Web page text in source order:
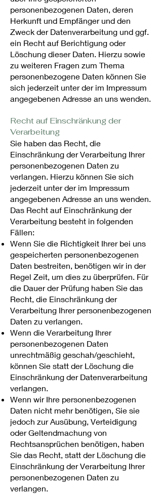
personenbezogenen Daten, deren
Herkunft und Empfänger und den
Zweck der Datenverarbeitung und ggf.
ein Recht auf Berichtigung oder
Löschung dieser Daten. Hierzu sowie
zu weiteren Fragen zum Thema
personenbezogene Daten können Sie
sich jederzeit unter der im Impressum
angegebenen Adresse an uns wenden.
Recht auf Einschränkung der
Verarbeitung
Sie haben das Recht, die
Einschränkung der Verarbeitung Ihrer
personenbezogenen Daten zu
verlangen. Hierzu können Sie sich
jederzeit unter der im Impressum
angegebenen Adresse an uns wenden.
Das Recht auf Einschränkung der
Verarbeitung besteht in folgenden
Fällen:
Wenn Sie die Richtigkeit Ihrer bei uns
gespeicherten personenbezogenen
Daten bestreiten, benötigen wir in der
Regel Zeit, um dies zu überprüfen. Für
die Dauer der Prüfung haben Sie das
Recht, die Einschränkung der
Verarbeitung Ihrer personenbezogenen
Daten zu verlangen.
Wenn die Verarbeitung Ihrer
personenbezogenen Daten
unrechtmäßig geschah/geschieht,
können Sie statt der Löschung die
Einschränkung der Datenverarbeitung
verlangen.
Wenn wir Ihre personenbezogenen
Daten nicht mehr benötigen, Sie sie
jedoch zur Ausübung, Verteidigung
oder Geltendmachung von
Rechtsansprüchen benötigen, haben
Sie das Recht, statt der Löschung die
Einschränkung der Verarbeitung Ihrer
personenbezogenen Daten zu
verlangen.